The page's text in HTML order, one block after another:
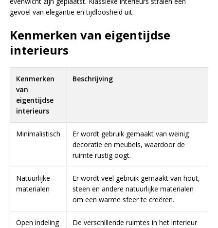
gevoel van elegantie en tijdloosheid uit.
Kenmerken van eigentijdse
interieurs
Kenmerken
van
eigentijdse
interieurs
Beschrijving
Minimalistisch
Er wordt gebruik gemaakt van weinig
decoratie en meubels, waardoor de
ruimte rustig oogt.
Natuurlijke
materialen
Er wordt veel gebruik gemaakt van hout,
steen en andere natuurlijke materialen
om een warme sfeer te creëren.
Open indeling
De verschillende ruimtes in het interieur